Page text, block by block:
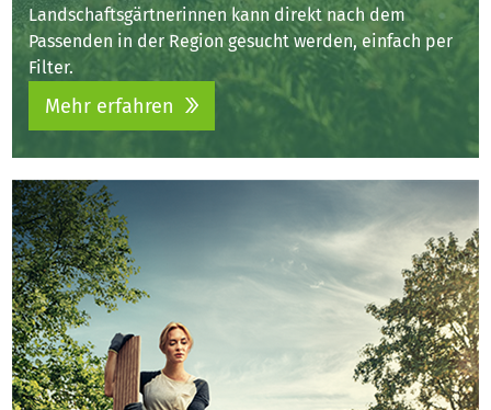
Landschaftsgärtnerinnen kann direkt nach dem
Passenden in der Region gesucht werden, einfach per
Filter.
Mehr erfahren